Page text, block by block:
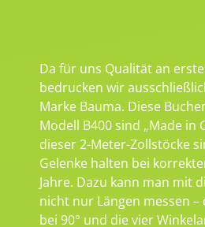
Da für uns Qualität an
bedrucken wir
Marke Bauma. Diese
Modell B400 sind „Made in
dieser 2-Meter-Zollstöcke
Gelenke halten bei
Jahre. Dazu kann man mit
nicht nur Längen messen
bei 90° und die vier